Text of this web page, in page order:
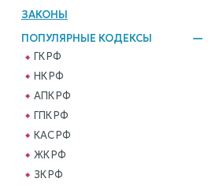
ЗАКОНЫ
ПОПУЛЯРНЫЕ КОДЕКСЫ
ГК РФ
НК РФ
АПК РФ
ГПК РФ
КАС РФ
ЖК РФ
ЗК РФ